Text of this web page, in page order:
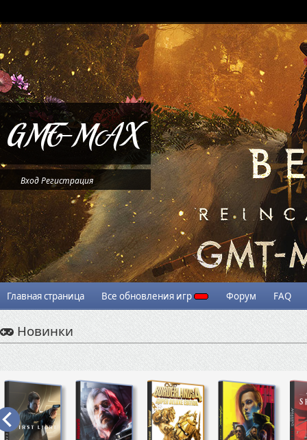
ВходРегистрация
Главная страница Все обновления игр Форум FAQ
Новинки